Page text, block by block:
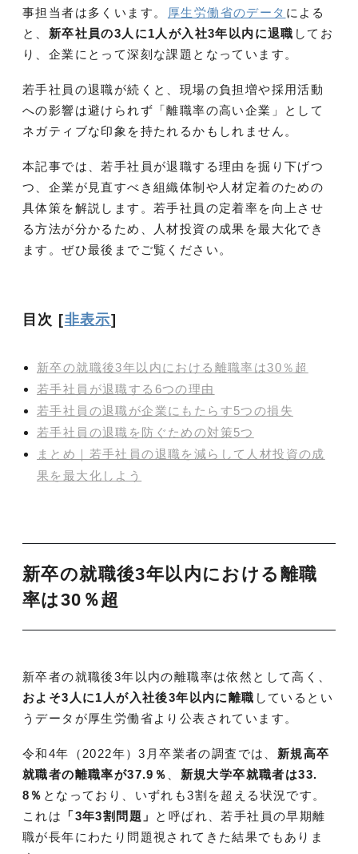
事担当者は多くいます。
厚生労働省のデータ による
と、 新卒社員の3人に1人が入社3年以内に退職 してお
り、企業にとって深刻な課題となっています。
若手社員の退職が続くと、現場の負担増や採用活動
への影響は避けられず「離職率の高い企業」として
ネガティブな印象を持たれるかもしれません。
本記事では、若手社員が退職する理由を掘り下げつ
つ、企業が見直すべき組織体制や人材定着のための
具体策を解説します。若手社員の定着率を向上させ
る方法が分かるため、人材投資の成果を最大化でき
ます。ぜひ最後までご覧ください。
目次 [非表示]
新卒の就職後3年以内における離職率は30％超
若手社員が退職する6つの理由
若手社員の退職が企業にもたらす5つの損失
若手社員の退職を防ぐための対策5つ
まとめ｜若手社員の退職を減らして人材投資の成
果を最大化しよう
新卒の就職後3年以内における離職
率は30％超
新卒者の就職後3年以内の離職率は依然として高く、
およそ3人に1人が入社後3年以内に離職 しているとい
うデータが厚生労働省より公表されています。
令和4年（2022年）3月卒業者の調査では、 新規高卒
就職者の離職率が37.9％
新規大学卒就職者は33.
8％ となっており、いずれも3割を超える状況です。
これは
「3年3割問題」 と呼ばれ、若手社員の早期離
職が長年にわたり問題視されてきた結果でもありま